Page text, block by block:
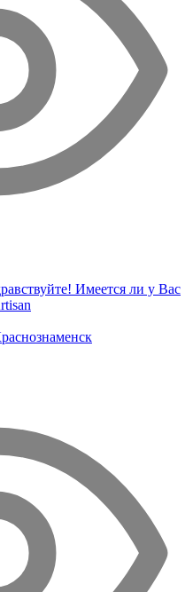
Имеется ли у Вас